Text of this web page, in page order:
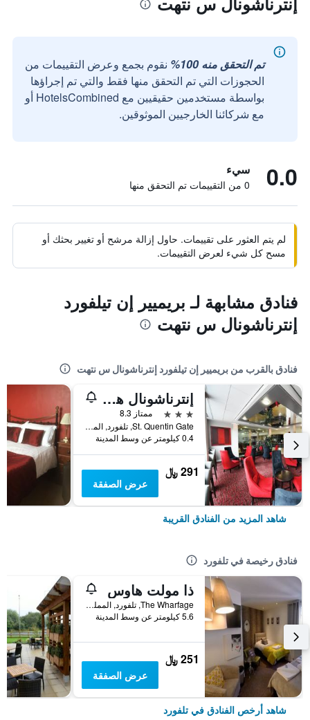
تم التحقق منه 100%
نقوم بجمع وعرض التقييمات من
الحجوزات التي تم التحقق منها فقط والتي تم إجراؤها
بواسطة مستخدمين حقيقيين مع HotelsCombined أو
مع شركائنا الخارجيين الموثوقين.
0.0 سيء
0 من التقييمات تم التحقق منها
لم يتم العثور على تقييمات. حاول إزالة مرشح أو تغيير بحثك أو
مسح كل شيء لعرض التقييمات.
فنادق مشابهة لـ بريميير إن تيلفورد
إنترناشونال س نتهت
فنادق بالقرب من بريميير إن تيلفورد إنترناشونال س نتهت
إنترناشونال هوتل تيلفورد
3 نجوم
ممتاز 8.3
St. Quentin Gate, تلفورد, المملكة المتحدة
0.4 كيلومتر عن وسط المدينة
291 ﷼
عرض الصفقة
شاهد المزيد من الفنادق القريبة
فنادق رخيصة في تلفورد
ذا مولت هاوس
The Wharfage, تلفورد, المملكة المتحدة
5.6 كيلومتر عن وسط المدينة
251 ﷼
عرض الصفقة
شاهد أرخص الفنادق في تلفورد